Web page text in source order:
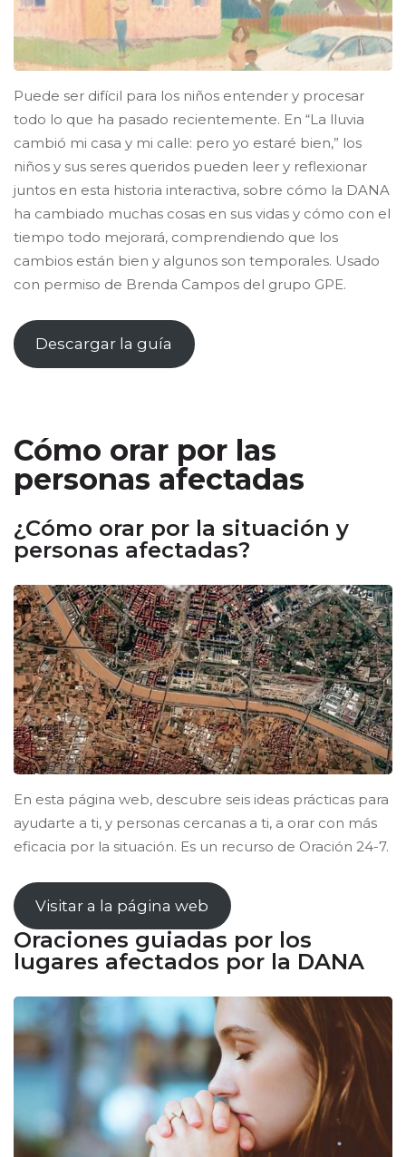
Puede ser difícil para los niños entender y procesar
todo lo que ha pasado recientemente. En “La lluvia
cambió mi casa y mi calle: pero yo estaré bien,” los
niños y sus seres queridos pueden leer y reflexionar
juntos en esta historia interactiva, sobre cómo la DANA
ha cambiado muchas cosas en sus vidas y cómo con el
tiempo todo mejorará, comprendiendo que los
cambios están bien y algunos son temporales. Usado
con permiso de Brenda Campos del grupo GPE.
Descargar la guía
Cómo orar por las
personas afectadas
¿Cómo orar por la situación y
personas afectadas?
En esta página web, descubre seis ideas prácticas para
ayudarte a ti, y personas cercanas a ti, a orar con más
eficacia por la situación. Es un recurso de Oración 24-7.
Visitar a la página web
Oraciones guiadas por los
lugares afectados por la DANA